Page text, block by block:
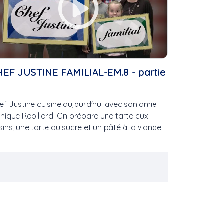
JUSTINE FAMILIAL-EM.8 - partie
Justine cuisine aujourd'hui avec son amie
Robillard. On prépare une tarte aux
une tarte au sucre et un pâté à la viande.